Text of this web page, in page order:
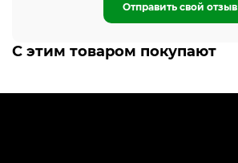
Отправить свой отзыв
С этим товаром покупают